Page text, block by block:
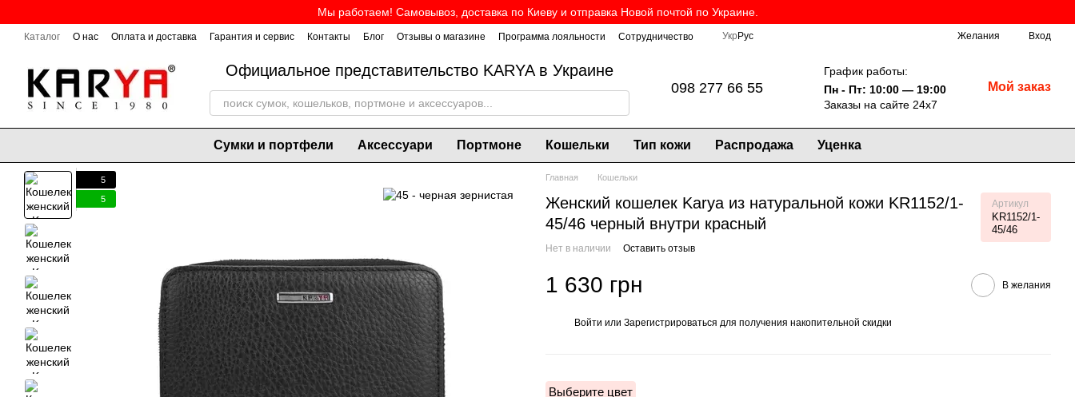
Мы работаем! Самовывоз, доставка по Киеву и отправка Новой почтой по Украине.
Каталог О нас Оплата и доставка Гарантия и сервис Контакты Блог Отзывы о магазине Программа лояльности Сотрудничество Укр Рус Желания Вход
Официальное представительство KARYA в Украине
098 277 66 55
График работы:
Пн - Пт: 10:00 — 19:00
Заказы на сайте 24х7
Мой заказ
Сумки и портфели Аксессуари Портмоне Кошельки Тип кожи Распродажа Уценка
5
5
Главная Кошельки
Женский кошелек Karya из натуральной кожи KR1152/1-
45/46 черный внутри красный
Артикул
KR1152/1-
45/46
Нет в наличии Оставить отзыв
1 630 грн В желания
Войти или Зарегистрироваться для получения накопительной скидки
Выберите цвет